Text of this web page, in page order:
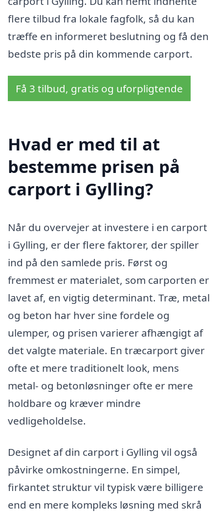
flere tilbud fra lokale fagfolk, så du kan
træffe en informeret beslutning og få den
bedste pris på din kommende carport.
Få 3 tilbud, gratis og uforpligtende
Hvad er med til at
bestemme prisen på
carport i Gylling?
Når du overvejer at investere i en carport
i Gylling, er der flere faktorer, der spiller
ind på den samlede pris. Først og
fremmest er materialet, som carporten er
lavet af, en vigtig determinant. Træ, metal
og beton har hver sine fordele og
ulemper, og prisen varierer afhængigt af
det valgte materiale. En træcarport giver
ofte et mere traditionelt look, mens
metal- og betonløsninger ofte er mere
holdbare og kræver mindre
vedligeholdelse.
Designet af din carport i Gylling vil også
påvirke omkostningerne. En simpel,
firkantet struktur vil typisk være billigere
end en mere kompleks løsning med skrå